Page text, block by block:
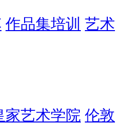
作品集培训 艺术
家艺术学院 伦敦